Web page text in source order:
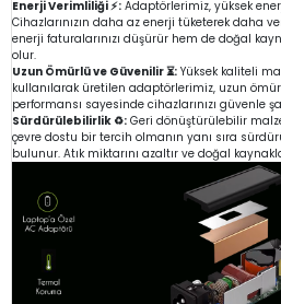
Enerji Verimliliği ⚡: Adaptörlerimiz, yüksek
Cihazlarınızın daha az enerji tüketerek daha
enerji faturalarınızı düşürür hem de doğal
olur.
Uzun Ömürlü ve Güvenilir ⏳: Yüksek kaliteli
kullanılarak üretilen adaptörlerimiz, uzun
performansı sayesinde cihazlarınızı güvenle
Sürdürülebilirlik ♻️: Geri dönüştürülebilir
çevre dostu bir tercih olmanın yanı sıra
bulunur. Atık miktarını azaltır ve doğal